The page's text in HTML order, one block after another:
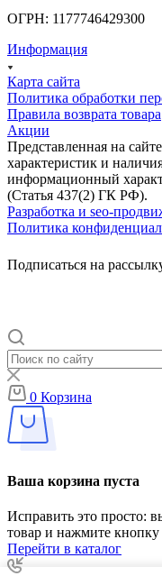
ОГРН: 1177746429300
Информация
Карта сайта
Политика обработки
Правила возврата товара
Акции
Представленная на
характеристик и
информационный
(Статья 437(2) ГК РФ).
Разработка и seo-
Политика
Подписаться на
0 Корзина
Ваша корзина пуста
Исправить это просто:
товар и нажмите
Перейти в каталог